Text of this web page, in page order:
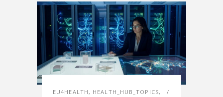
EU4HEALTH , HEALTH_HUB_TOPICS,